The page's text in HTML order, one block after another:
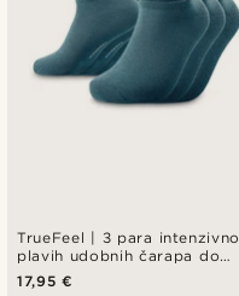
TrueFeel | 3 para intenzivno
plavih udobnih čarapa do
gležnja od bambusa
17,95 €